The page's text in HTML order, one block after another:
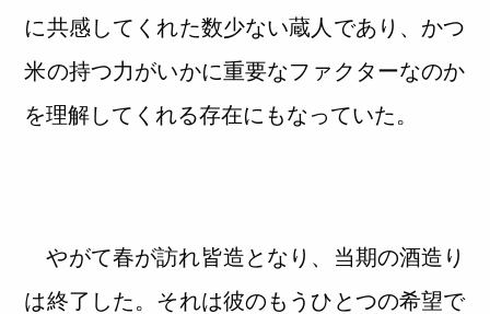
に共感してくれた数少ない蔵人であり、かつ
米の持つ力がいかに重要なファクターなのか
を理解してくれる存在にもなっていた。
やがて春が訪れ皆造となり、当期の酒造り
は終了した。それは彼のもうひとつの希望で